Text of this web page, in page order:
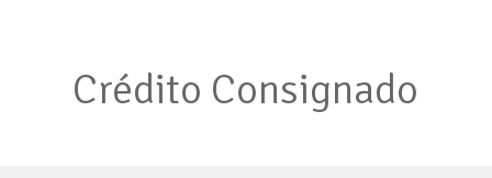
Crédito Consignado